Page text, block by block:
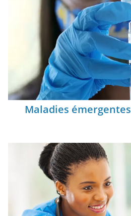
Maladies émergentes